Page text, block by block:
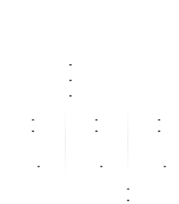
-
-
-
-
-
-
-
-
-
-
-
-
-
-